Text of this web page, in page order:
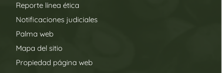
Reporte línea ética
Notificaciones judiciales
Palma web
Mapa del sitio
Propiedad página web